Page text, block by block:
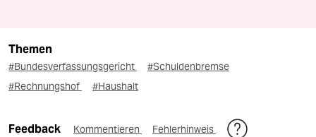
Themen
#Bundesverfassungsgericht
#Schuldenbremse
#Rechnungshof
#Haushalt
Feedback Kommentieren Fehlerhinweis